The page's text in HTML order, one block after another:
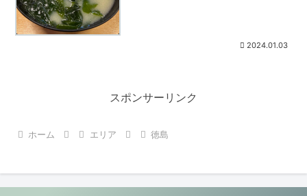
2024.01.03
スポンサーリンク
ホーム エリア 徳島